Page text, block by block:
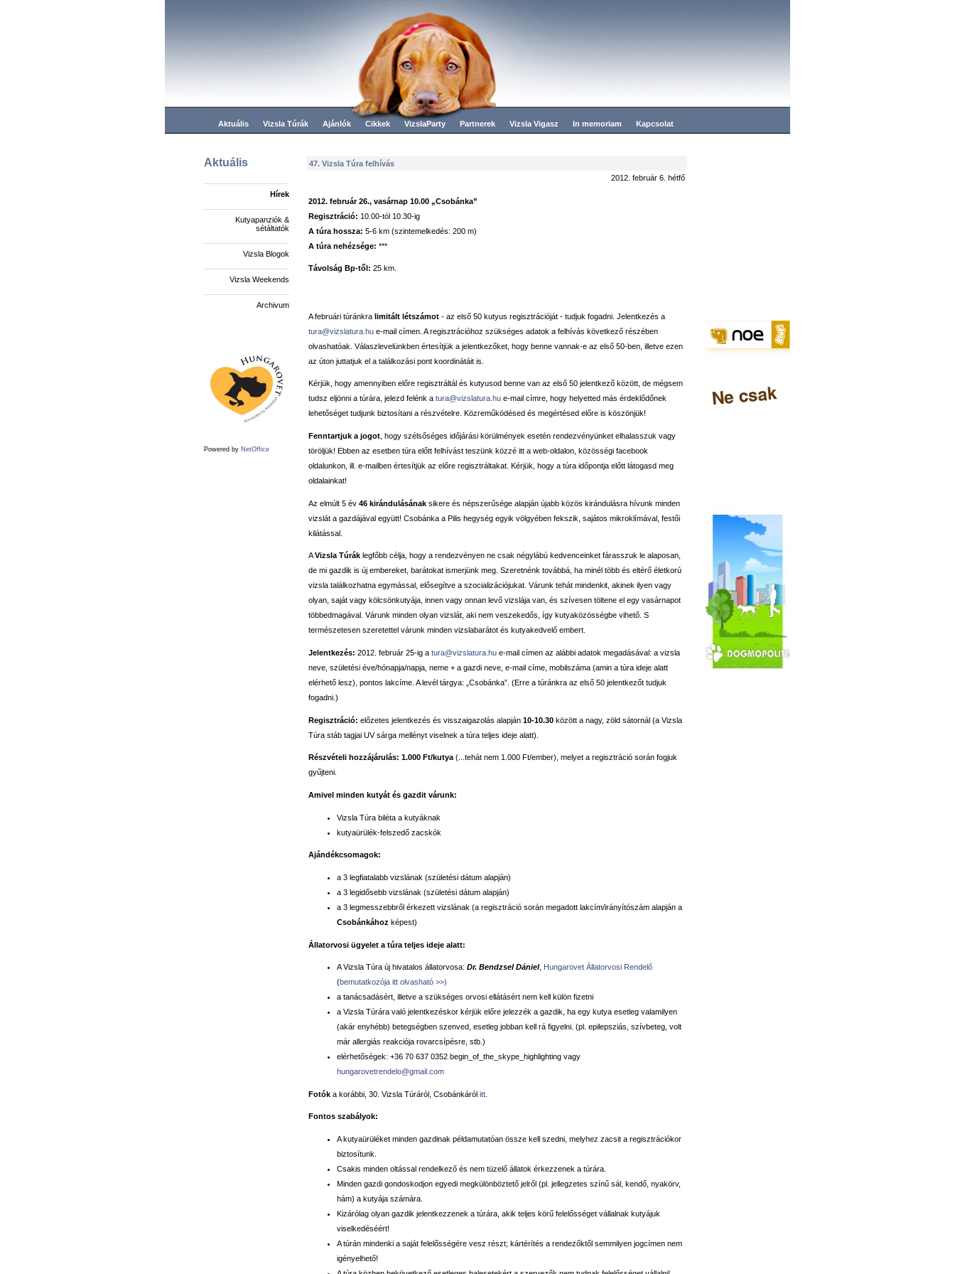
Aktuális Vizsla Túrák Ajánlók Cikkek VizslaParty Partnerek Vizsla Vigasz In memoriam Kapcsolat
Aktuális
Hírek
Kutyapanziók &
sétáltatók
Vizsla Blogok
Vizsla Weekends
Archivum
Powered by NetOffice
47. Vizsla Túra felhívás
2012. február 6. hétfő
2012. február 26., vasárnap 10.00 „Csobánka”
Regisztráció: 10.00-tól 10.30-ig
A túra hossza: 5-6 km (szintemelkedés: 200 m)
A túra nehézsége: ***
Távolság Bp-től: 25 km.
A februári túránkra limitált létszámot - az első 50 kutyus regisztrációját - tudjuk fogadni. Jelentkezés a
tura@vizslatura.hu e-mail címen. A regisztrációhoz szükséges adatok a felhívás következő részében
olvashatóak. Válaszlevelünkben értesítjük a jelentkezőket, hogy benne vannak-e az első 50-ben, illetve ezen
az úton juttatjuk el a találkozási pont koordinátáit is.
Kérjük, hogy amennyiben előre regisztráltál és kutyusod benne van az első 50 jelentkező között, de mégsem
tudsz eljönni a túrára, jelezd felénk a tura@vizslatura.hu e-mail címre, hogy helyetted más érdeklődőnek
lehetőséget tudjunk biztosítani a részvételre. Közreműködésed és megértésed előre is köszönjük!
Fenntartjuk a jogot , hogy szélsőséges időjárási körülmények esetén rendezvényünket elhalasszuk vagy
töröljük! Ebben az esetben túra előtt felhívást teszünk közzé itt a web-oldalon, közösségi facebook
oldalunkon, ill. e-mailben értesítjük az előre regisztráltakat. Kérjük, hogy a túra időpontja előtt látogasd meg
oldalainkat!
Az elmúlt 5 év 46 kirándulásának sikere és népszerűsége alapján újabb közös kirándulásra hívunk minden
vizslát a gazdájával együtt! Csobánka a Pilis hegység egyik völgyében fekszik, sajátos mikroklímával, festői
kilátással.
AVizsla Túrák legfőbb célja, hogy a rendezvényen ne csak négylábú kedvenceinket fárasszuk le alaposan,
de mi gazdik is új embereket, barátokat ismerjünk meg. Szeretnénk továbbá, ha minél több és eltérő életkorú
vizsla találkozhatna egymással, elősegítve a szocializációjukat. Várunk tehát mindenkit, akinek ilyen vagy
olyan, saját vagy kölcsönkutyája, innen vagy onnan levő vizslája van, és szívesen töltene el egy vasárnapot
többedmagával. Várunk minden olyan vizslát, aki nem veszekedős, így kutyaközösségbe vihető. S
természetesen szeretettel várunk minden vizslabarátot és kutyakedvelő embert.
Jelentkezés: 2012. február 25-ig a tura@vizslatura.hu e-mail címen az alábbi adatok megadásával: a vizsla
neve, születési éve/hónapja/napja, neme + a gazdi neve, e-mail címe, mobilszáma (amin a túra ideje alatt
elérhető lesz), pontos lakcíme. A levél tárgya: „Csobánka”. (Erre a túránkra az első 50 jelentkezőt tudjuk
fogadni.)
Regisztráció: előzetes jelentkezés és visszaigazolás alapján 10-10.30 között a nagy, zöld sátornál (a Vizsla
Túra stáb tagjai UV sárga mellényt viselnek a túra teljes ideje alatt).
Részvételi hozzájárulás: 1.000 Ft/kutya (...tehát nem 1.000 Ft/ember), melyet a regisztráció során fogjuk
gyűjteni.
Amivel minden kutyát és gazdit várunk:
Vizsla Túra biléta a kutyáknak
kutyaürülék-felszedő zacskók
Ajándékcsomagok:
a 3 legfiatalabb vizslának (születési dátum alapján)
a 3 legidősebb vizslának (születési dátum alapján)
a 3 legmesszebbről érkezett vizslának (a regisztráció során megadott lakcím/irányítószám alapján a
Csobánkához képest)
Állatorvosi ügyelet a túra teljes ideje alatt:
A Vizsla Túra új hivatalos állatorvosa: Dr. Bendzsel Dániel, Hungarovet Állatorvosi Rendelő
(bemutatkozója itt olvasható >>)
a tanácsadásért, illetve a szükséges orvosi ellátásért nem kell külön fizetni
a Vizsla Túrára való jelentkezéskor kérjük előre jelezzék a gazdik, ha egy kutya esetleg valamilyen
(akár enyhébb) betegségben szenved, esetleg jobban kell rá figyelni. (pl. epilepsziás, szívbeteg, volt
már allergiás reakciója rovarcsípésre, stb.)
elérhetőségek: +36 70 637 0352 begin_of_the_skype_highlighting vagy
hungarovetrendelo@gmail.com
Fotók a korábbi, 30. Vizsla Túráról, Csobánkáról itt
Fontos szabályok:
A kutyaürüléket minden gazdinak példamutatóan össze kell szedni, melyhez zacsit a regisztrációkor
biztosítunk.
Csakis minden oltással rendelkező és nem tüzelő állatok érkezzenek a túrára.
Minden gazdi gondoskodjon egyedi megkülönböztető jelről (pl. jellegzetes színű sál, kendő, nyakörv,
hám) a kutyája számára.
Kizárólag olyan gazdik jelentkezzenek a túrára, akik teljes körű felelősséget vállalnak kutyájuk
viselkedéséért!
A túrán mindenki a saját felelősségére vesz részt; kártérítés a rendezőktől semmilyen jogcímen nem
igényelhető!